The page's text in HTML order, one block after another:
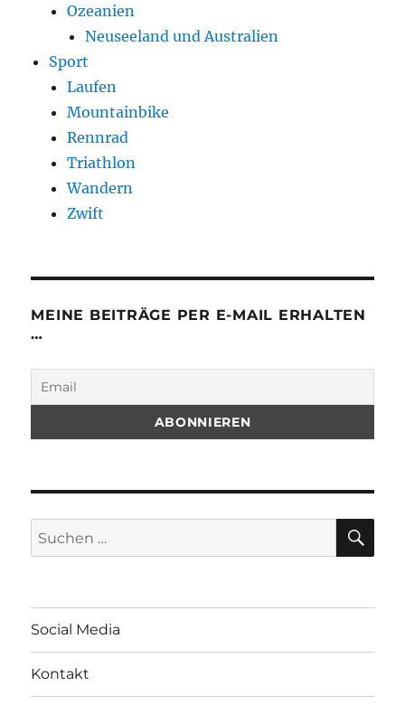
Ozeanien
Neuseeland und Australien
Sport
Laufen
Mountainbike
Rennrad
Triathlon
Wandern
Zwift
MEINE BEITRÄGE PER E-MAIL ERHALTEN
…
Suchen
nach:
Social Media
Kontakt